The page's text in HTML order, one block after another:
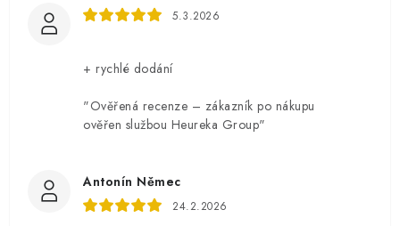
5.3.2026
+ rychlé dodání
"Ověřená recenze – zákazník po nákupu
ověřen službou Heureka Group"
Antonín Němec
24.2.2026